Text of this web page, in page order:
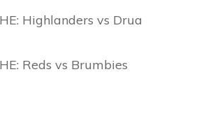
Highlanders vs Drua
Reds vs Brumbies